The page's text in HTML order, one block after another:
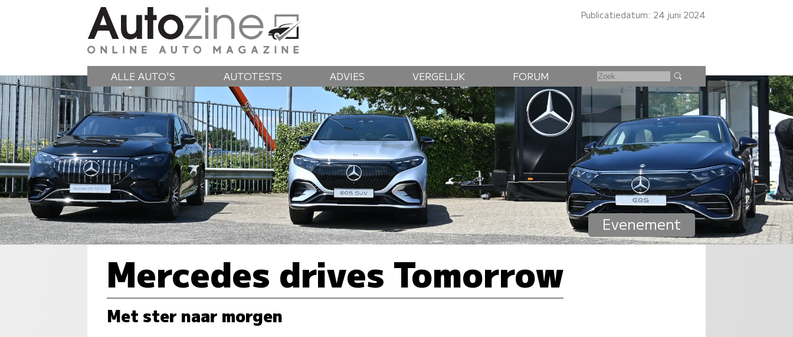
Publicatiedatum: 24 juni 2024
ALLE AUTO'S AUTOTESTS ADVIES VERGELIJK FORUM
Evenement
Mercedes drives Tomorrow
Met ster naar morgen